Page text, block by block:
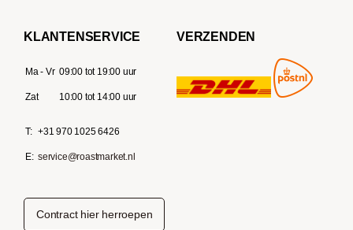
KLANTENSERVICE
Ma - Vr 09:00 tot 19:00 uur
Zat 10:00 tot 14:00 uur
T: +31 970 1025 6426
E: service@roastmarket.nl
VERZENDEN
Contract hier herroepen